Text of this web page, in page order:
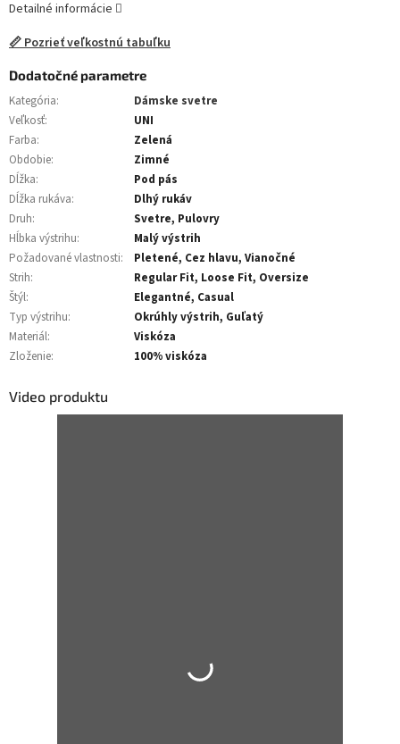
Detailné informácie
📏 Pozrieť veľkostnú tabuľku
Dodatočné parametre
Kategória:
Dámske svetre
Veľkosť:
UNI
Farba:
Zelená
Obdobie:
Zimné
Dĺžka:
Pod pás
Dĺžka rukáva:
Dlhý rukáv
Druh:
Svetre, Pulovry
Hĺbka výstrihu:
Malý výstrih
Požadované vlastnosti:
Pletené, Cez hlavu, Vianočné
Strih:
Regular Fit, Loose Fit, Oversize
Štýl:
Elegantné, Casual
Typ výstrihu:
Okrúhly výstrih, Guľatý
Materiál:
Viskóza
Zloženie: 100% viskóza
Video produktu